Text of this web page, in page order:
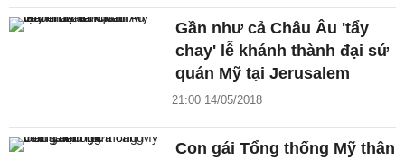
Gần như cả Châu Âu 'tẩy
chay' lễ khánh thành đại sứ
quán Mỹ tại Jerusalem
21:00 14/05/2018
Con gái Tổng thống Mỹ thân